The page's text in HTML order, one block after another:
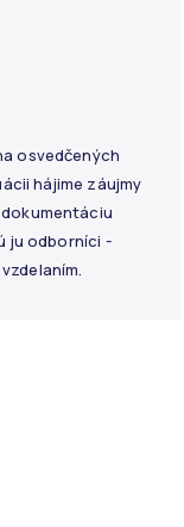
osvedčených
hájime záujmy
ju odborníci -